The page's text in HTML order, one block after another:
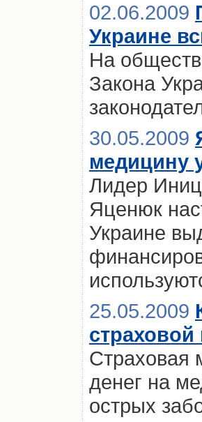
02.06.2009
Украине
На
Закона
30.05.2009
медицину
Лидер
Яценюк
Украине
25.05.2009
Страховая
денег на
острых